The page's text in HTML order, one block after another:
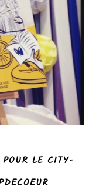
LE CITY-